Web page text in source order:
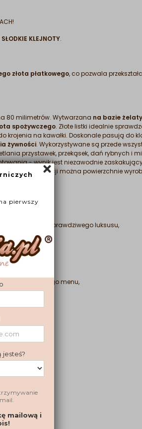
KLEJNOTY.
złota płatkowego, co pozwala
80 milimetrów. Wytwarzana na bazie
spożywczego. Złote listki idealnie
krojenia na kawałki. Doskonale pasują do
żywności. Wykorzystywane są przede
przystawek, przekąsek, dań rybnych i
- wynik jest niezawodnie
dekoracji można powierzchnie
i poczucie prawdziwego luksusu,
codziennego menu,
ciast i tortów,